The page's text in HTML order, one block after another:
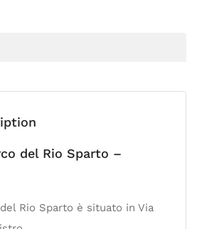
del Rio Sparto –
Rio Sparto è situato in Via